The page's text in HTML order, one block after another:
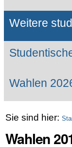
Weitere
Wahlen
Sie sind hier:
Wahlen